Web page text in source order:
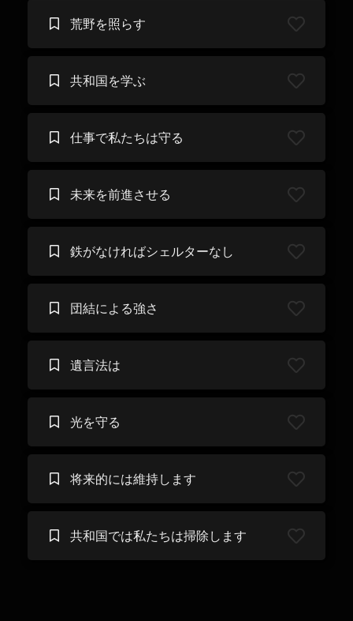
荒野を照らす
共和国を学ぶ
仕事で私たちは守る
未来を前進させる
鉄がなければシェルターなし
団結による強さ
遺言法は
光を守る
将来的には維持します
共和国では私たちは掃除します